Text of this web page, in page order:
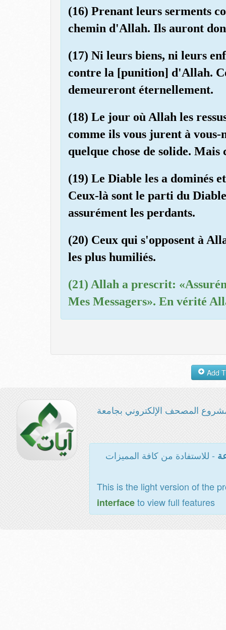
(16) Prenant leurs serments
chemin d'Allah. Ils auront
(17) Ni leurs biens, ni leurs
contre la [punition] d'Allah.
demeureront éternellement.
(18) Le jour où Allah les
comme ils vous jurent à vous-
quelque chose de solide. Mais
(19) Le Diable les a dominés
Ceux-là sont le parti du
assurément les perdants.
(20) Ceux qui s'opposent à
les plus humiliés.
(21) Allah a prescrit:
Mes Messagers». En vérité
المصحف الإلكتروني بجامعة
- للاستفادة من كافة المميزات
This is the light version of the
interfaceto view full features